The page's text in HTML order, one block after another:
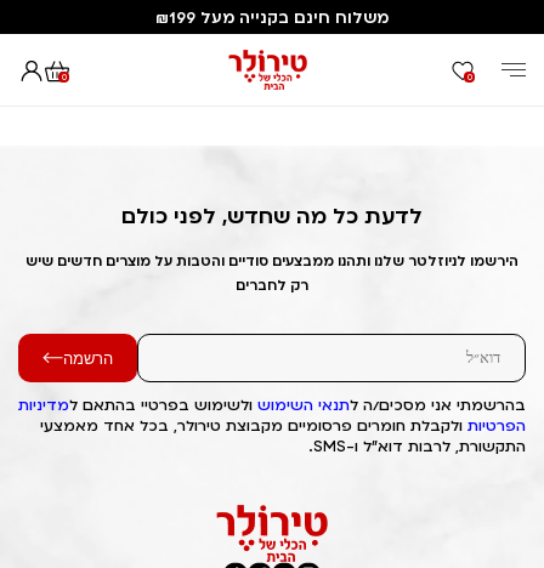
משלוח חינם בקנייה מעל ₪199
0 0
דף הבית Out of Stock Alert 2025/01/26 1737876567
לדעת כל מה שחדש, לפני כולם
הירשמו לניוזלטר שלנו ותהנו ממבצעים סודיים והטבות על מוצרים חדשים שיש
רק לחברים
הרשמה
בהרשמתי אני מסכים/ה לתנאי השימוש ולשימוש בפרטיי בהתאם למדיניות
הפרטיות ולקבלת חומרים פרסומיים מקבוצת טירולר, בכל אחד מאמצעי
התקשורת, לרבות דוא"ל ו-SMS.